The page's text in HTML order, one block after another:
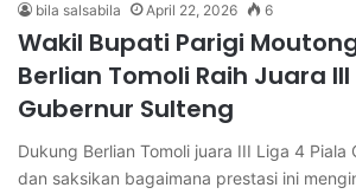
bila salsabila April 22, 2026 6
Wakil Bupati Parigi
Berlian Tomoli Raih Juara
Gubernur Sulteng
Dukung Berlian Tomoli juara III Liga 4 Piala
dan saksikan bagaimana prestasi ini